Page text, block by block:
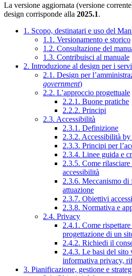
La versione aggiornata (versione
design corrisponde alla 2025.1.
1. Scopo, destinatari e uso del
1.1. Versionamento e storico
1.2. Consultazione del
1.3. Contribuisci al manuale
2. Introduzione al design per i
2.1. Design per
government)
2.2. L’approccio progettuale
2.2.1. Buone pratiche
2.2.2. Principi
2.3. Accessibilità
2.3.1. Definizione
2.3.2. Accessibilità by
2.3.3. Principi per
2.3.4. Linee guida e
2.3.5. Come
accessibilità
2.3.6. Meccanismo di
attuazione
2.3.7. Obiettivi
2.3.8. Normativa e
2.4. Privacy
2.4.1. Come
progettazione di un
2.4.2. Richiedi il
2.4.3. Le basi del sito
informativa privacy,
3. Pianificazione, gestione e